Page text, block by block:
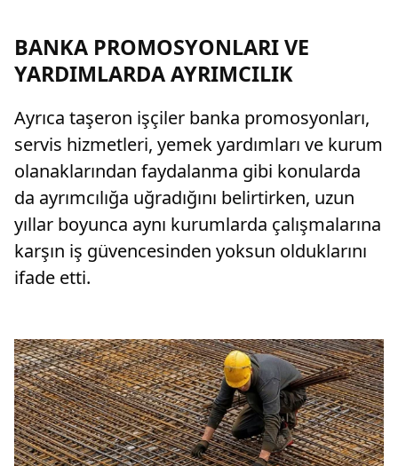
BANKA PROMOSYONLARI VE
YARDIMLARDA AYRIMCILIK
Ayrıca taşeron işçiler banka promosyonları,
servis hizmetleri, yemek yardımları ve kurum
olanaklarından faydalanma gibi konularda
da ayrımcılığa uğradığını belirtirken, uzun
yıllar boyunca aynı kurumlarda çalışmalarına
karşın iş güvencesinden yoksun olduklarını
ifade etti.